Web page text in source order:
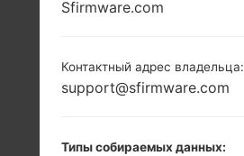
Sfirmware.com
Контактный адрес владельца:
support@sfirmware.com
Типы собираемых данных: